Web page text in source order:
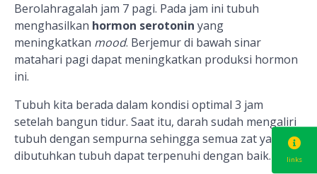
Berolahragalah jam 7 pagi. Pada jam ini tubuh
menghasilkan hormon serotonin yang
meningkatkan mood. Berjemur di bawah sinar
matahari pagi dapat meningkatkan produksi hormon
ini.
Tubuh kita berada dalam kondisi optimal 3 jam
setelah bangun tidur. Saat itu, darah sudah mengaliri
tubuh dengan sempurna sehingga semua zat yang
dibutuhkan tubuh dapat terpenuhi dengan baik.
links